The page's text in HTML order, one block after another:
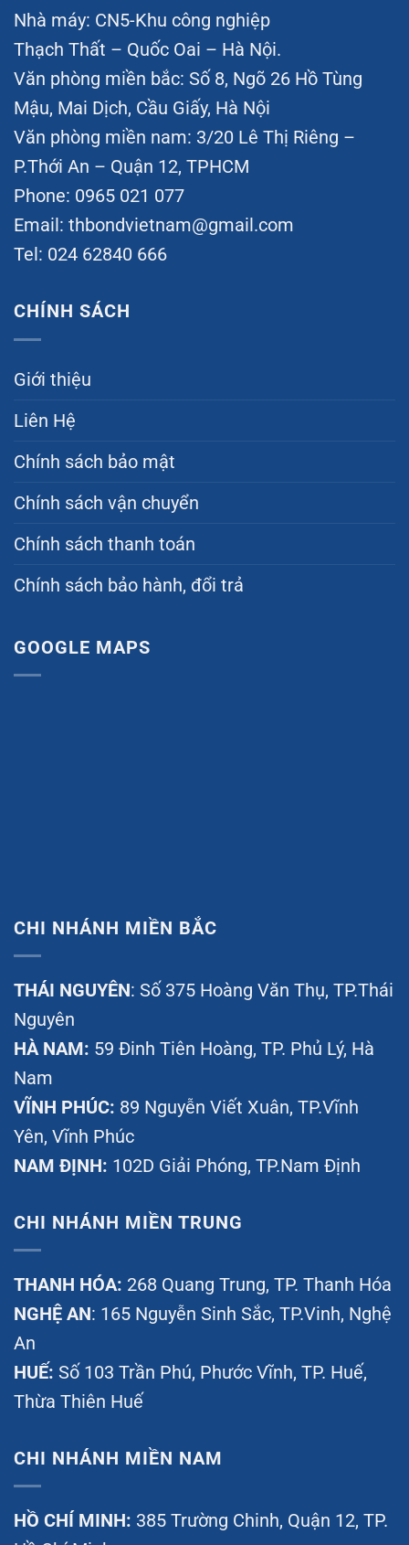
Nhà máy: CN5-Khu công nghiệp
Thạch Thất – Quốc Oai – Hà Nội.
Văn phòng miền bắc: Số 8, Ngõ 26 Hồ Tùng
Mậu, Mai Dịch, Cầu Giấy, Hà Nội
Văn phòng miền nam: 3/20 Lê Thị Riêng –
P.Thới An – Quận 12, TPHCM
Phone: 0965 021 077
Email: thbondvietnam@gmail.com
Tel: 024 62840 666
CHÍNH SÁCH
Giới thiệu
Liên Hệ
Chính sách bảo mật
Chính sách vận chuyển
Chính sách thanh toán
Chính sách bảo hành, đổi trả
GOOGLE MAPS
CHI NHÁNH MIỀN BẮC
THÁI NGUYÊN: Số 375 Hoàng Văn Thụ, TP.Thái
Nguyên
HÀ NAM: 59 Đinh Tiên Hoàng, TP. Phủ Lý, Hà
Nam
VĨNH PHÚC: 89 Nguyễn Viết Xuân, TP.Vĩnh
Yên, Vĩnh Phúc
NAM ĐỊNH: 102D Giải Phóng, TP.Nam Định
CHI NHÁNH MIỀN TRUNG
THANH HÓA: 268 Quang Trung, TP. Thanh Hóa
NGHỆ AN: 165 Nguyễn Sinh Sắc, TP.Vinh, Nghệ
An
HUẾ: Số 103 Trần Phú, Phước Vĩnh, TP. Huế,
Thừa Thiên Huế
CHI NHÁNH MIỀN NAM
HỒ CHÍ MINH: 385 Trường Chinh, Quận 12, TP.